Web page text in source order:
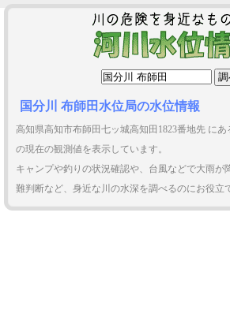
国分川 布師田水位局の水位情報
高知県高知市布師田七ッ城高知田1823番地先 に
の現在の観測値を表示しています。
キャンプや釣りの状況確認や、台風などで大雨が
難判断など、身近な川の水深を調べるのにお役立